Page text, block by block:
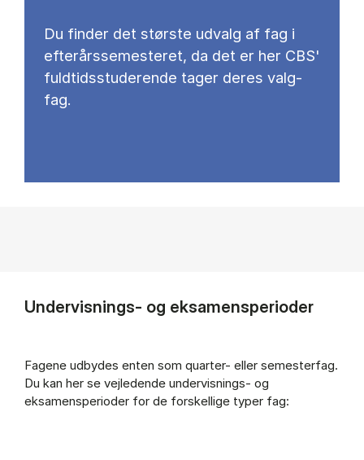
Du fin­der det stør­ste ud­valg af fag i
ef­ter­års­se­meste­ret, da det er her CBS'
fuld­tids­stu­de­ren­de ta­ger de­res valg­
fag.
Undervisnings- og eksamensperioder
Fagene udbydes enten som quarter- eller semesterfag.
Du kan her se vejledende undervisnings- og
eksamensperioder for de forskellige typer fag: